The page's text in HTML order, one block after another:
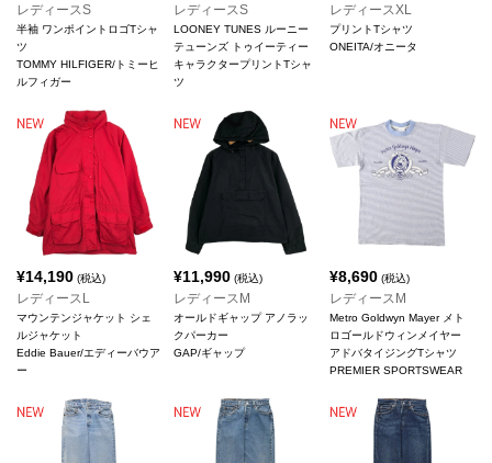
レディースS
半袖 ワンポイントロゴTシャ
ツ
TOMMY HILFIGER/トミーヒ
ルフィガー
レディースS
LOONEY TUNES ルーニー
テューンズ トゥイーティー
キャラクタープリントTシャ
ツ
レディースXL
プリントTシャツ
ONEITA/オニータ
¥14,190 (税込)
レディースL
マウンテンジャケット シェ
ルジャケット
Eddie Bauer/エディーバウア
ー
¥11,990(税込)
レディースM
オールドギャップ アノラッ
クパーカー
GAP/ギャップ
¥8,690 (税込)
レディースM
Metro Goldwyn Mayer メト
ロゴールドウィンメイヤー
アドバタイジングTシャツ
PREMIER SPORTSWEAR